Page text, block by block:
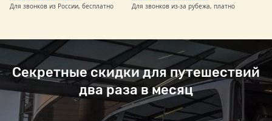
Для звонков из России, бесплатно Для звонков из-за рубежа, платно
Секретные скидки для путешествий
два раза в месяц